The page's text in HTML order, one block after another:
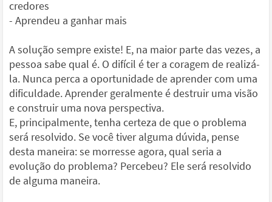
credores
- Aprendeu a ganhar mais
A solução sempre existe! E, na maior parte das vezes, a
pessoa sabe qual é. O difícil é ter a coragem de realizá-
la. Nunca perca a oportunidade de aprender com uma
dificuldade. Aprender geralmente é destruir uma visão
e construir uma nova perspectiva.
E, principalmente, tenha certeza de que o problema
será resolvido. Se você tiver alguma dúvida, pense
desta maneira: se morresse agora, qual seria a
evolução do problema? Percebeu? Ele será resolvido
de alguma maneira.